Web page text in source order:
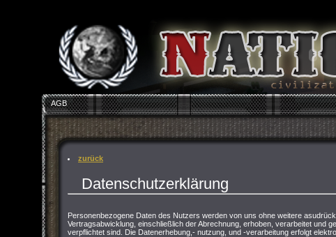
AGB
zurück
Datenschutzerklärung
Personenbezogene Daten des Nutzers werden von uns ohne weitere
Vertragsabwicklung, einschließlich der Abrechnung, erhoben, verarbeitet und
verpflichtet sind. Die Datenerhebung,- nutzung, und -verarbeitung erfolgt